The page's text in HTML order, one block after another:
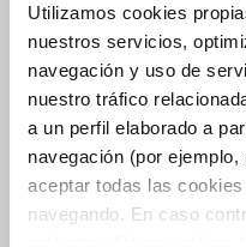
Utilizamos cookies
nuestros servicios,
navegación y uso de
nuestro tráfico
a un perfil elaborado a
navegación (por
aceptar todas las
navegando. En caso
ser instalados en pared):
Axial . También
sale y entra del
Centrífugo . El flujo
con la misma
ventilador.